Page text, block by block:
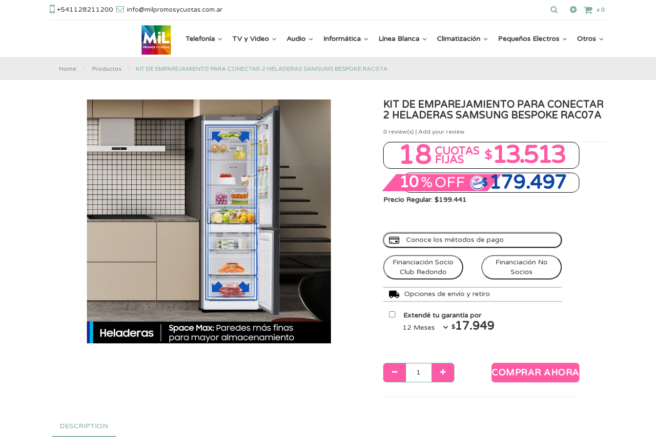
+541128211200 info@milpromosycuotas.com.ar x 0
Telefonía TV y Video Audio Informática Línea Blanca Climatización Pequeños Electros Otros
Home Productos KIT DE EMPAREJAMIENTO PARA CONECTAR 2 HELADERAS SAMSUNG BESPOKE RAC07A
KIT DE EMPAREJAMIENTO PARA CONECTAR
2 HELADERAS SAMSUNG BESPOKE RAC07A
0 review(s) | Add your review
18 CUOTAS
FIJAS $13.513
10%OFF $179.497
Precio Regular: $199.441
Conoce los métodos de pago
Financiación Socio
Club Redondo
Financiación No
Socios
Opciones de envío y retiro
Extendé tu garantía por
$17.949
COMPRAR AHORA
DESCRIPTION